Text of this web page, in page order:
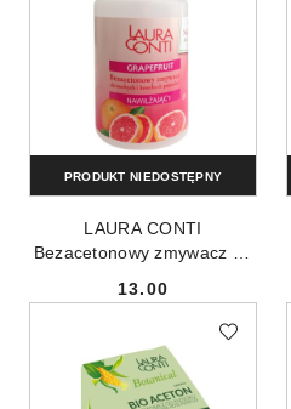
LAURA CONTI
Bezacetonowy zmywacz do
Cena:
13.00
PRODUKT NIEDOSTĘPNY